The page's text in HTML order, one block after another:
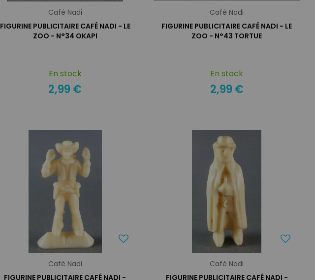
Café Nadi
FIGURINE PUBLICITAIRE CAFÉ NADI - LE
ZOO - N°34 OKAPI
En stock
2,99 €
Café Nadi
FIGURINE PUBLICITAIRE CAFÉ NADI - LE
ZOO - N°43 TORTUE
En stock
2,99 €
Café Nadi
FIGURINE PUBLICITAIRE CAFÉ NADI -
Café Nadi
FIGURINE PUBLICITAIRE CAFÉ NADI -